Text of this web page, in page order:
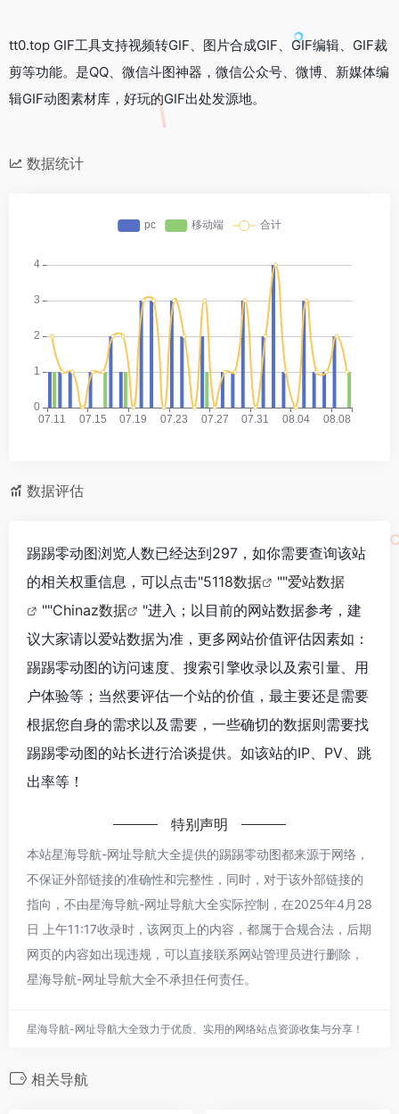
tt0.top GIF工具支持视频转GIF、图片合成GIF、GIF编辑、GIF裁
剪等功能。是QQ、微信斗图神器，微信公众号、微博、新媒体编
辑GIF动图素材库，好玩的GIF出处发源地。
数据统计
数据评估
踢踢零动图浏览人数已经达到297，如你需要查询该站
的相关权重信息，可以点击"5118数据 ""爱站数据
""Chinaz数据
"进入；以目前的网站数据参考，建
议大家请以爱站数据为准，更多网站价值评估因素如：
踢踢零动图的访问速度、搜索引擎收录以及索引量、用
户体验等；当然要评估一个站的价值，最主要还是需要
根据您自身的需求以及需要，一些确切的数据则需要找
踢踢零动图的站长进行洽谈提供。如该站的IP、PV、跳
出率等！
特别声明
本站星海导航-网址导航大全提供的踢踢零动图都来源于网络，
不保证外部链接的准确性和完整性，同时，对于该外部链接的
指向，不由星海导航-网址导航大全实际控制，在2025年4月28
日 上午11:17收录时，该网页上的内容，都属于合规合法，后期
网页的内容如出现违规，可以直接联系网站管理员进行删除，
星海导航-网址导航大全不承担任何责任。
星海导航-网址导航大全致力于优质、实用的网络站点资源收集与分享！
相关导航